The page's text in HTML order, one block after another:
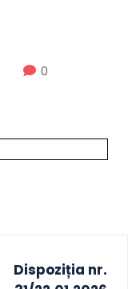
0
Dispoziția nr.